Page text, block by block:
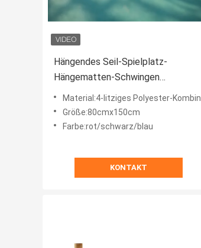
Hängendes Seil-Spielplatz-
Hängematten-Schwingen
besonders angefertigt für Kinder
Material:4-litziges Polyester-Kombinationsseil
Größe:80cmx150cm
Farbe:rot/schwarz/blau
KONTAKT